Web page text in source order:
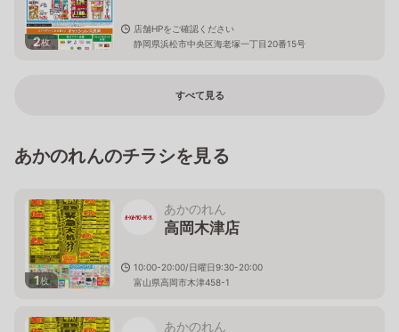
2枚
店舗HPをご確認ください
静岡県浜松市中央区海老塚一丁目20番15号
すべて見る
あかのれんのチラシを見る
1枚
あかのれん
高岡木津店
10:00-20:00/日曜日9:30-20:00
富山県高岡市木津458-1
あかのれん